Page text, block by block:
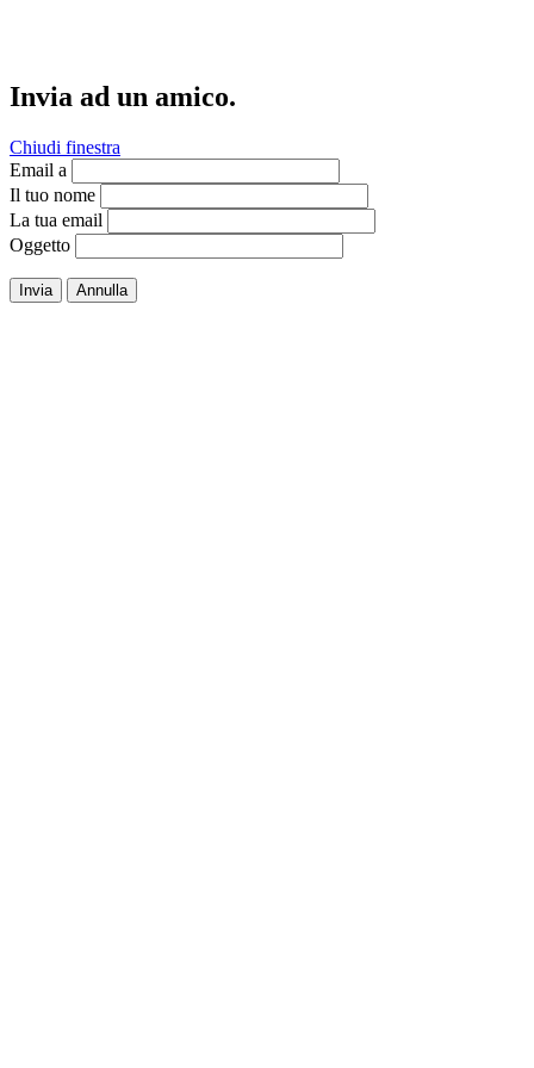
Invia ad un amico.
Chiudi finestra
Email a
Il tuo nome
La tua email
Oggetto
Invia Annulla